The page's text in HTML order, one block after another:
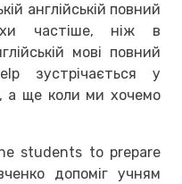
англійській повний
частіше, ніж в
мові повний
зустрічається у
а ще коли ми хочемо
students to prepare
допоміг учням